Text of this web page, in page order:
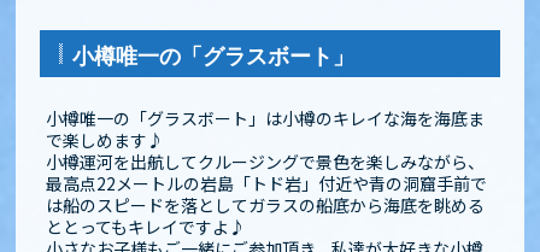
小樽唯一の「グラスボート」
小樽唯一の「グラスボート」は小樽のキレイな海を海底ま
で楽しめます♪
小樽運河を出航してクルージングで景色を楽しみながら、
最高点22メートルの岩島「トド岩」付近や青の洞窟手前で
は船のスピードを落としてガラスの船底から海底を眺める
ととってもキレイですよ♪